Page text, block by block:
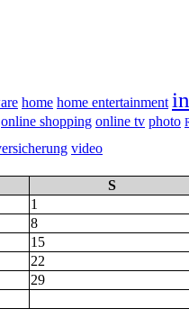
home home entertainment
online shopping online tv photo
video
S
1
8
15
22
29